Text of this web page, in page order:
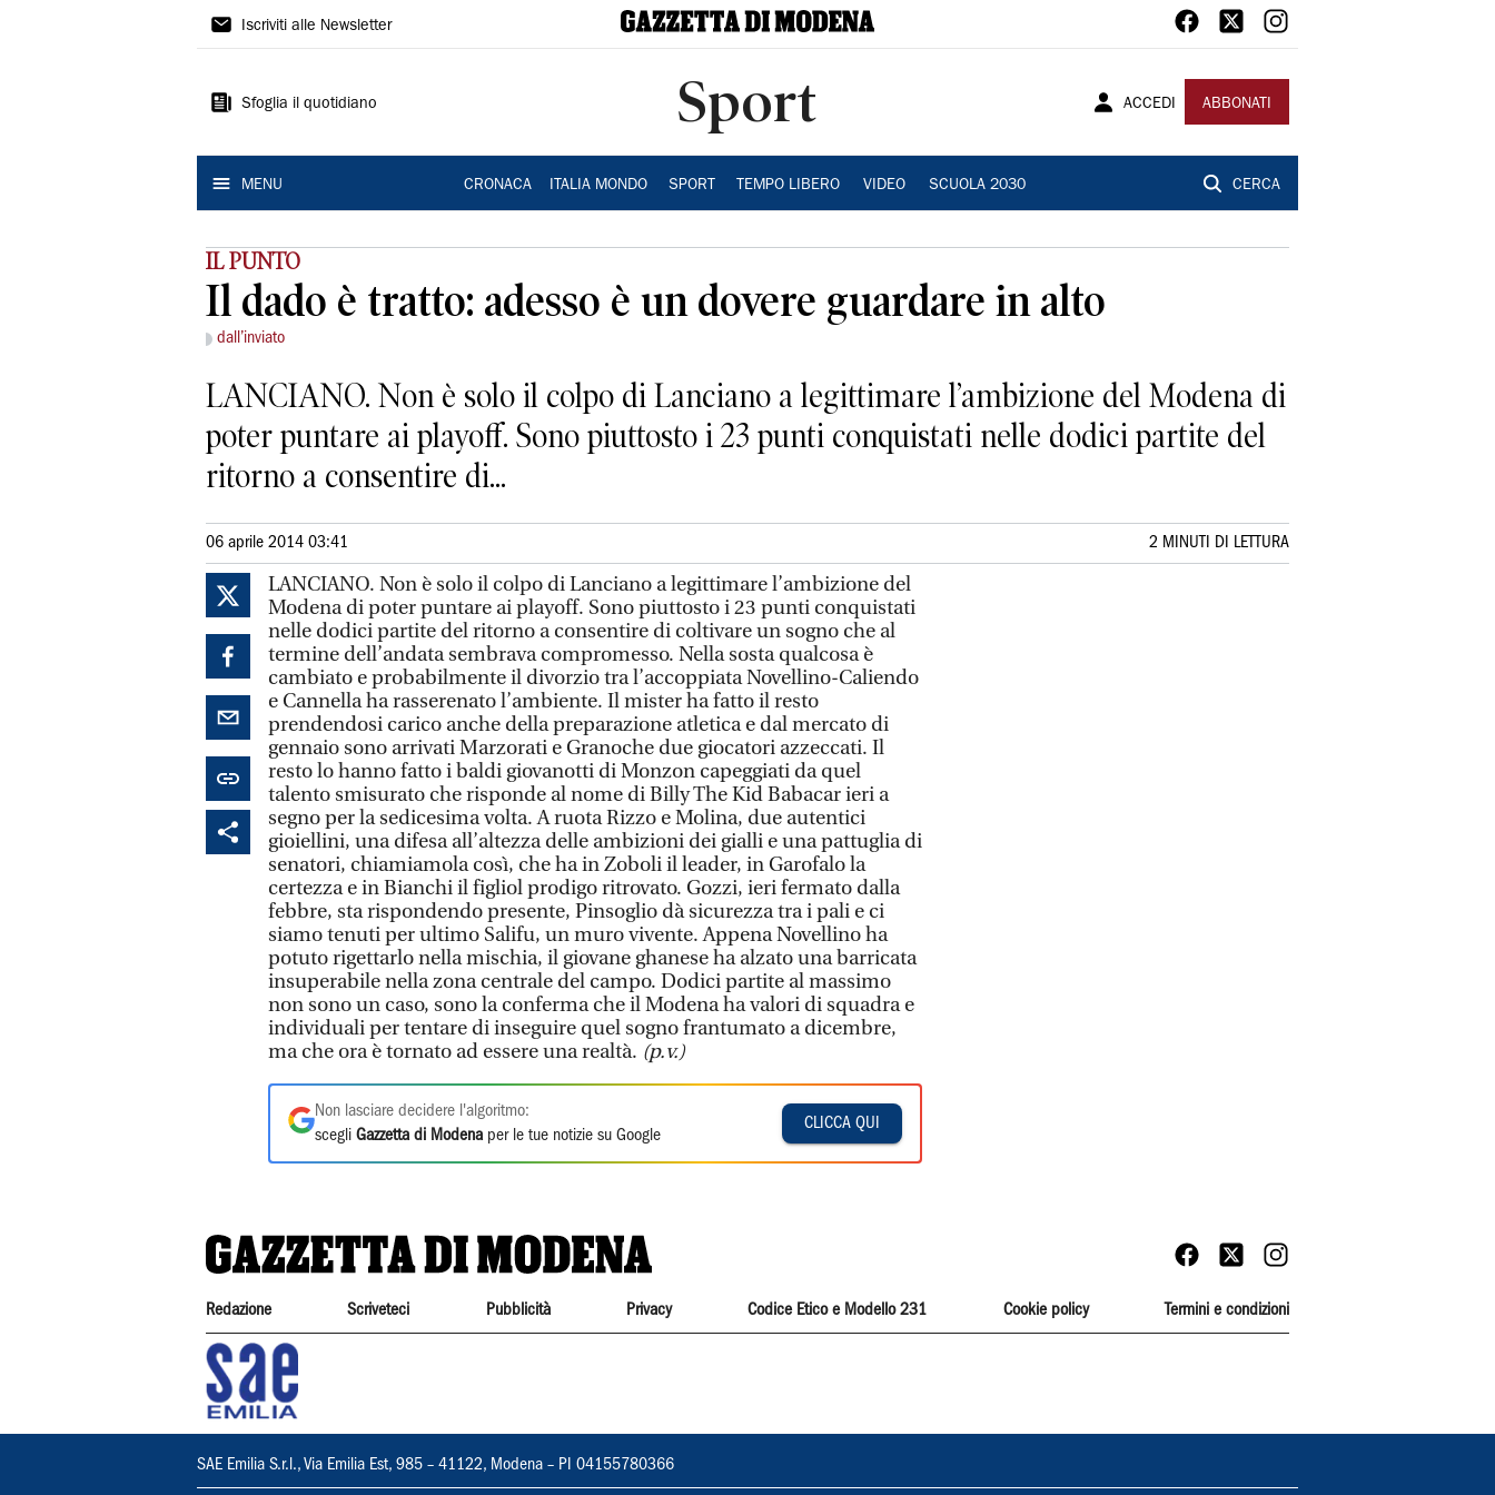
Gazzetta
Modena
Iscriviti alle Newsletter
Sfoglia il quotidiano Sport ACCEDI ABBONATI
MENU CRONACA ITALIA MONDO SPORT TEMPO LIBERO VIDEO SCUOLA 2030 CERCA
IL PUNTO
Il dado è tratto: adesso è un dovere guardare in alto
dall’inviato
LANCIANO. Non è solo il colpo di Lanciano a legittimare l’ambizione del Modena di
poter puntare ai playoff. Sono piuttosto i 23 punti conquistati nelle dodici partite del
ritorno a consentire di...
06 aprile 2014 03:41 2 MINUTI DI LETTURA
LANCIANO. Non è solo il colpo di Lanciano a legittimare l’ambizione del
Modena di poter puntare ai playoff. Sono piuttosto i 23 punti conquistati
nelle dodici partite del ritorno a consentire di coltivare un sogno che al
termine dell’andata sembrava compromesso. Nella sosta qualcosa è
cambiato e probabilmente il divorzio tra l’accoppiata Novellino-Caliendo
e Cannella ha rasserenato l’ambiente. Il mister ha fatto il resto
prendendosi carico anche della preparazione atletica e dal mercato di
gennaio sono arrivati Marzorati e Granoche due giocatori azzeccati. Il
resto lo hanno fatto i baldi giovanotti di Monzon capeggiati da quel
talento smisurato che risponde al nome di Billy The Kid Babacar ieri a
segno per la sedicesima volta. A ruota Rizzo e Molina, due autentici
gioiellini, una difesa all’altezza delle ambizioni dei gialli e una pattuglia di
senatori, chiamiamola così, che ha in Zoboli il leader, in Garofalo la
certezza e in Bianchi il figliol prodigo ritrovato. Gozzi, ieri fermato dalla
febbre, sta rispondendo presente, Pinsoglio dà sicurezza tra i pali e ci
siamo tenuti per ultimo Salifu, un muro vivente. Appena Novellino ha
potuto rigettarlo nella mischia, il giovane ghanese ha alzato una barricata
insuperabile nella zona centrale del campo. Dodici partite al massimo
non sono un caso, sono la conferma che il Modena ha valori di squadra e
individuali per tentare di inseguire quel sogno frantumato a dicembre,
ma che ora è tornato ad essere una realtà. (p.v.)
Non lasciare decidere l'algoritmo:
scegli Gazzetta di Modena per le tue notizie su Google
CLICCA QUI
Redazione Scriveteci Pubblicità Privacy Codice Etico e Modello 231 Cookie policy Termini e condizioni
SAE Emilia S.r.l., Via Emilia Est, 985 – 41122, Modena – PI 04155780366